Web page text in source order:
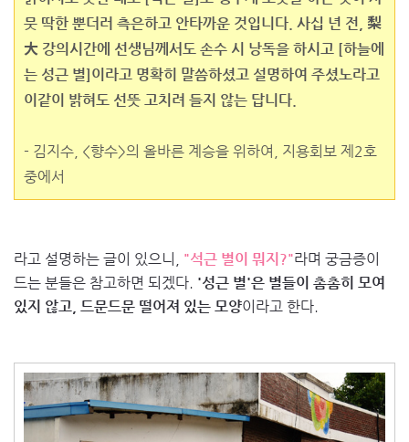
뭇 딱한 뿐더러 측은하고 안타까운 것입니다. 사십 년 전, 梨
大 강의시간에 선생님께서도 손수 시 낭독을 하시고 [하늘에
는 성근 별]이라고 명확히 말씀하셨고 설명하여 주셨노라고
이같이 밝혀도 선뜻 고치려 들지 않는 답니다.
- 김지수, <향수>의 올바른 계승을 위하여, 지용회보 제2호
중에서
라고 설명하는 글이 있으니, "석근 별이 뭐지?"라며 궁금증이
드는 분들은 참고하면 되겠다. '성근 별'은 별들이 촘촘히 모여
있지 않고, 드문드문 떨어져 있는 모양이라고 한다.